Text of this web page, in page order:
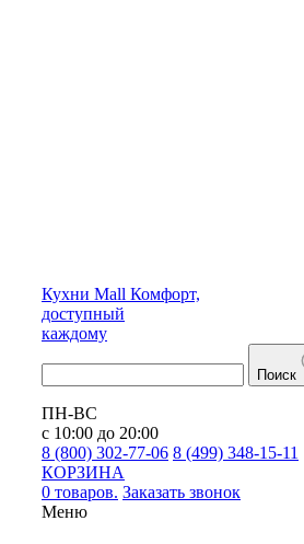
Кухни Mall Комфорт,
доступный
каждому
Поиск
ПН-ВС
с 10:00 до 20:00
8 (800) 302-77-06 8 (499) 348-15-11
КОРЗИНА
0 товаров. Заказать звонок
Меню